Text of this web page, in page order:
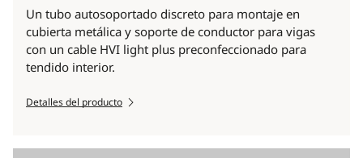
Un tubo autosoportado discreto para montaje en
cubierta metálica y soporte de conductor para vigas
con un cable HVI light plus preconfeccionado para
tendido interior.
Detalles del producto